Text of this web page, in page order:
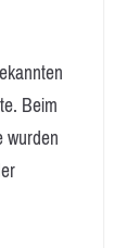
Beim